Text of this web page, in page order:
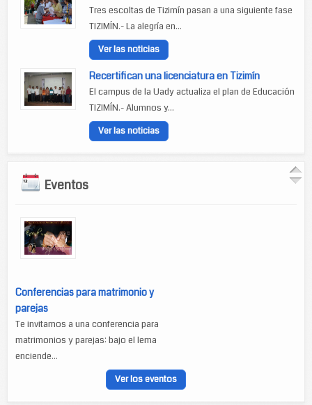
Tres escoltas de Tizimín pasan a una siguiente fase
TIZIMÍN.- La alegría en...
Ver las noticias
Recertifican una licenciatura en Tizimín
El campus de la Uady actualiza el plan de Educación
TIZIMÍN.- Alumnos y...
Ver las noticias
Eventos
Conferencias para matrimonio y
parejas
Te invitamos a una conferencia para
matrimonios y parejas: bajo el lema
enciende...
Ver los eventos